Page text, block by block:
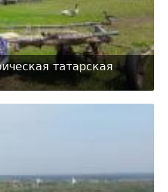
татарская